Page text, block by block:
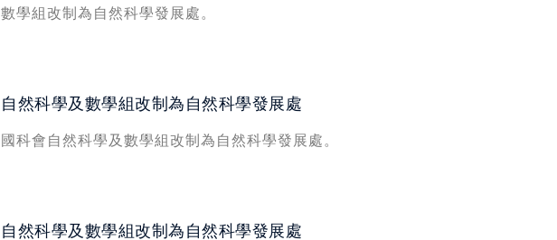
數學組改制為自然科學發展處。
自然科學及數學組改制為自然科學發展處
國科會自然科學及數學組改制為自然科學發展處。
自然科學及數學組改制為自然科學發展處